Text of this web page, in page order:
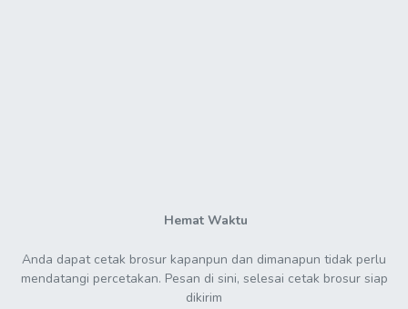
Hemat Waktu
Anda dapat cetak brosur kapanpun dan dimanapun tidak perlu
mendatangi percetakan. Pesan di sini, selesai cetak brosur siap
dikirim